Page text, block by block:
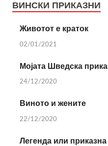
ВИНСКИ ПРИКАЗНИ
Животот е краток
02/01/2021
Мојата Шведска
24/12/2020
Виното и жените
22/12/2020
Легенда или приказна